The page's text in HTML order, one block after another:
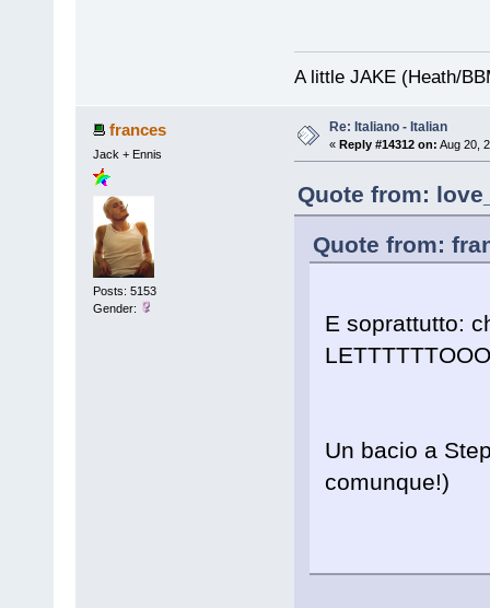
A little JAKE (Heath/
frances
Jack + Ennis
Posts: 5153
Gender:
Re: Italiano - Italian
« Reply #14312 on: Aug 20,
Quote from:
Quote from:
E soprattutto:
Un bacio a
comunque!)